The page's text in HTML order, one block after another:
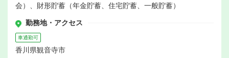
会）、財形貯蓄（年金貯蓄、住宅貯蓄、一般貯蓄）
勤務地・アクセス
車通勤可
香川県観音寺市